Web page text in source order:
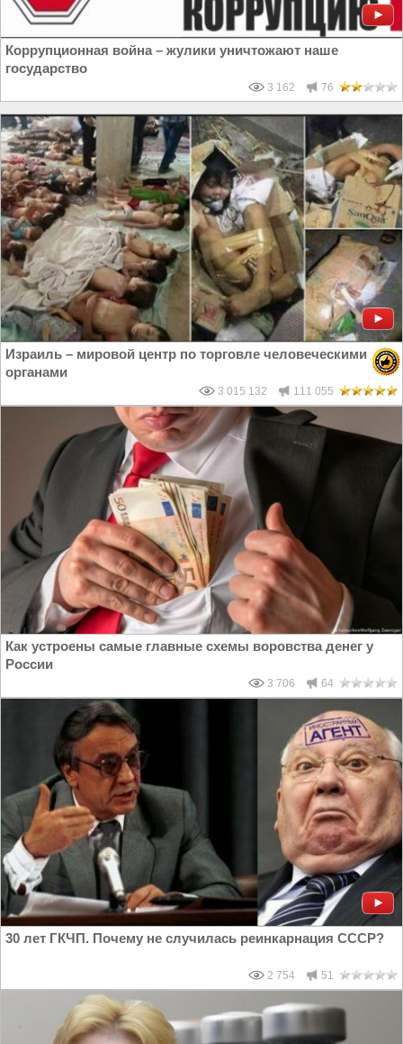
Коррупционная война – жулики уничтожают наше
государство
3 162 76
Израиль – мировой центр по торговле человеческими
органами
3 015 132 111 055
Как устроены самые главные схемы воровства денег у
России
3 706 64
30 лет ГКЧП. Почему не случилась реинкарнация СССР?
2 754 51